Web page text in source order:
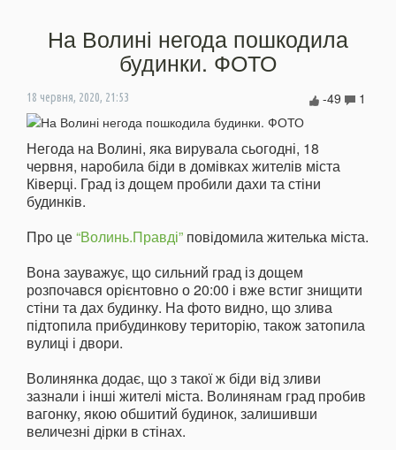
На Волині негода пошкодила
будинки. ФОТО
18 червня, 2020, 21:53 1
-49
Негода на Волині, яка вирувала сьогодні, 18
червня, наробила біди в домівках жителів міста
Ківерці. Град із дощем пробили дахи та стіни
будинків.
Про це“Волинь.Правді” повідомила жителька міста.
Вона зауважує, що сильний град із дощем
розпочався орієнтовно о 20:00 і вже встиг знищити
стіни та дах будинку. На фото видно, що злива
підтопила прибудинкову територію, також затопила
вулиці і двори.
Волинянка додає, що з такої ж біди від зливи
зазнали і інші жителі міста. Волинянам град пробив
вагонку, якою обшитий будинок, залишивши
величезні дірки в стінах.